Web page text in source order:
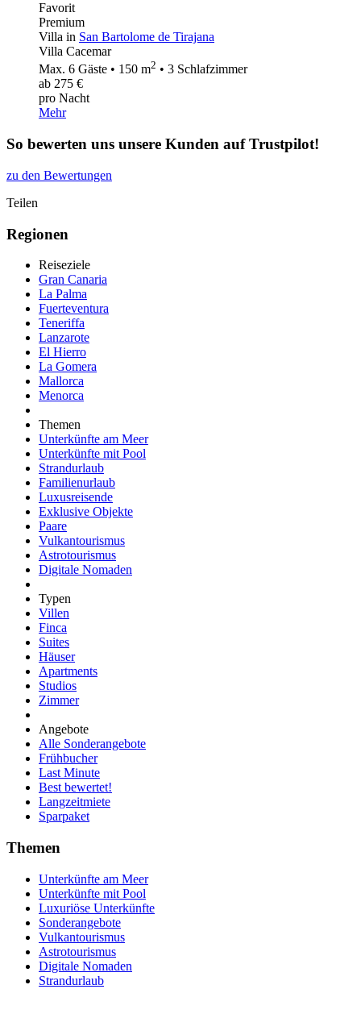
Favorit
Premium
Villa in San Bartolome de Tirajana
Villa Cacemar
Max. 6 Gäste • 150 m2 • 3 Schlafzimmer
ab 275 €
pro Nacht
Mehr
So bewerten uns unsere Kunden auf Trustpilot!
zu den Bewertungen
Teilen
Regionen
Reiseziele
Gran Canaria
La Palma
Fuerteventura
Teneriffa
Lanzarote
El Hierro
La Gomera
Mallorca
Menorca
Themen
Unterkünfte am Meer
Unterkünfte mit Pool
Strandurlaub
Familienurlaub
Luxusreisende
Exklusive Objekte
Paare
Vulkantourismus
Astrotourismus
Digitale Nomaden
Typen
Villen
Finca
Suites
Häuser
Apartments
Studios
Zimmer
Angebote
Alle Sonderangebote
Frühbucher
Last Minute
Best bewertet!
Langzeitmiete
Sparpaket
Themen
Unterkünfte am Meer
Unterkünfte mit Pool
Luxuriöse Unterkünfte
Sonderangebote
Vulkantourismus
Astrotourismus
Digitale Nomaden
Strandurlaub